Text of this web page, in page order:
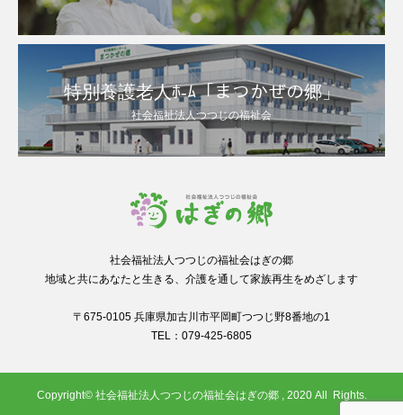
特別養護老人ﾎ-ﾑ「まつかぜの郷」
社会福祉法人つつじの福祉会
社会福祉法人つつじの福祉会はぎの郷
地域と共にあなたと生きる、介護を通して家族再生をめざします
〒675-0105 兵庫県加古川市平岡町つつじ野8番地の1
TEL：079-425-6805
Copyright© 社会福祉法人つつじの福祉会はぎの郷 , 2020 All Rights.